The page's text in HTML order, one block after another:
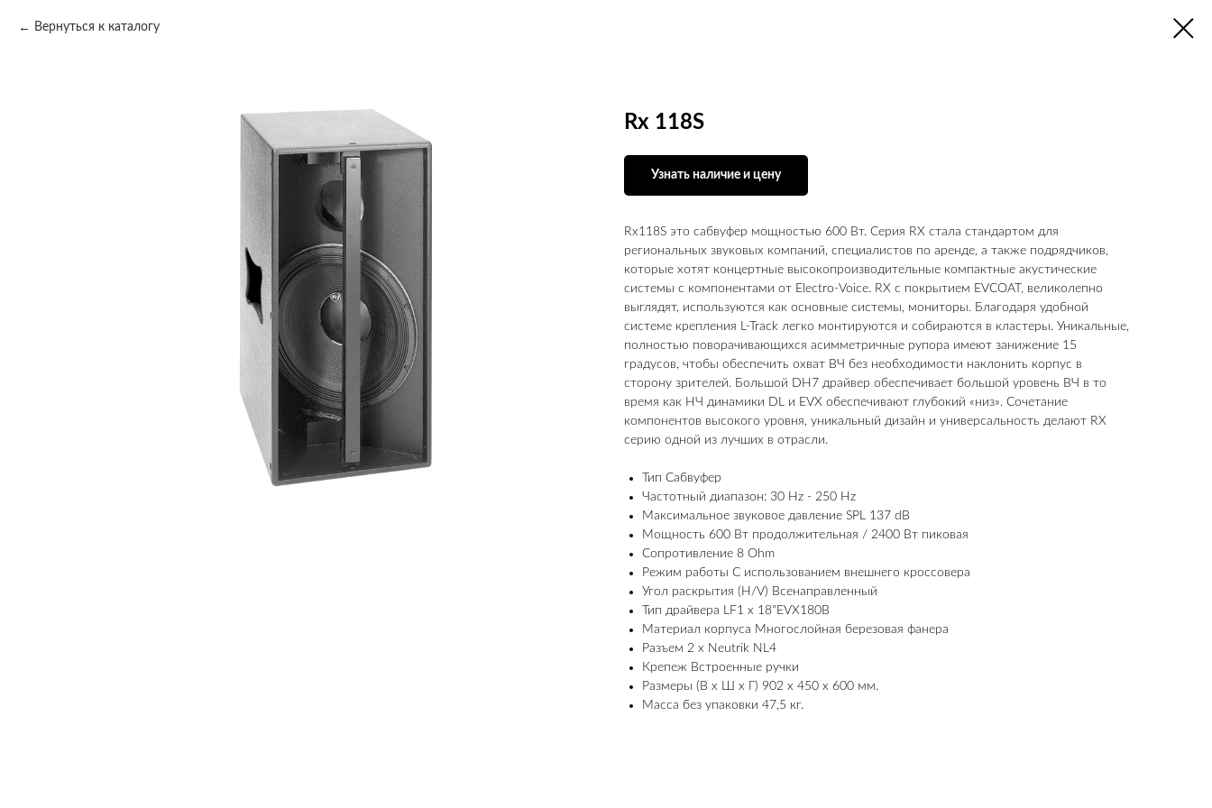
Вернуться к каталогу
Rx 118S
Узнать наличие и цену
Rx118S это сабвуфер мощностью 600 Вт. Серия RX стала стандартом для
региональных звуковых компаний, специалистов по аренде, а также подрядчиков,
которые хотят концертные высокопроизводительные компактные акустические
системы с компонентами от Electro-Voice. RX c покрытием EVCOAT, великолепно
выглядят, используются как основные системы, мониторы. Благодаря удобной
системе крепления L-Track легко монтируются и собираются в кластеры. Уникальные,
полностью поворачивающихся асимметричные рупора имеют занижение 15
градусов, чтобы обеспечить охват ВЧ без необходимости наклонить корпус в
сторону зрителей. Большой DH7 драйвер обеспечивает большой уровень ВЧ в то
время как НЧ динамики DL и EVX обеспечивают глубокий «низ». Сочетание
компонентов высокого уровня, уникальный дизайн и универсальность делают RX
серию одной из лучших в отрасли.
Тип Сабвуфер
Частотный диапазон: 30 Hz - 250 Hz
Максимальное звуковое давление SPL 137 dB
Мощность 600 Вт продолжительная / 2400 Вт пиковая
Сопротивление 8 Ohm
Режим работы С использованием внешнего кроссовера
Угол раскрытия (H/V) Всенаправленный
Тип драйвера LF1 х 18"EVX180B
Материал корпуса Многослойная березовая фанера
Разъем 2 х Neutrik NL4
Крепеж Встроенные ручки
Размеры (В х Ш х Г) 902 х 450 х 600 мм.
Масса без упаковки 47,5 кг.